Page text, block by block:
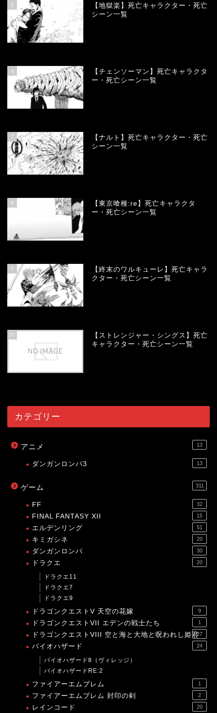
5
【地獄楽】死亡キャラクター・死亡
シーン一覧
6
【チェンソーマン】死亡キャラクタ
ー・死亡シーン一覧
7
【ナルト】死亡キャラクター・死亡
シーン一覧
8
【東京喰種:re】死亡キャラクタ
ー・死亡シーン一覧
9
【終末のワルキューレ】死亡キャラ
クター・死亡シーン一覧
10
【ストレンジャー・シングス】死亡
キャラクター・死亡シーン一覧
カテゴリー
アニメ 13
ダンガンロンパ3 13
ゲーム 311
FF 32
FINAL FANTASY XII 15
エルデンリング 51
キミガシネ 20
ダンガンロンパ 30
ドラクエ 20
ドラクエ11
ドラクエ7
ドラクエ9
ドラゴンクエストV 天空の花嫁 9
ドラゴンクエストVII エデンの戦士たち 1
ドラゴンクエストVIII 空と海と大地と呪われし姫君27
バイオハザード 24
バイオハザード8（ヴィレッジ）
バイオハザードRE:2
ファイアーエムブレム 1
ファイアーエムブレム 封印の剣 2
レインコード 20